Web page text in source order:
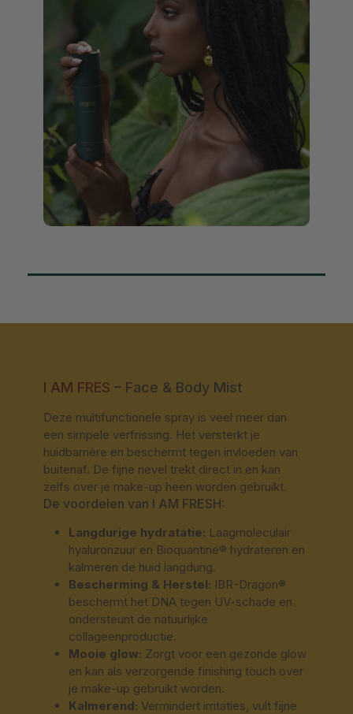
I AM FRES – Face & Body Mist
Deze multifunctionele spray is veel meer dan
een simpele verfrissing. Het versterkt je
huidbarrière en beschermt tegen invloeden van
buitenaf. De fijne nevel trekt direct in en kan
zelfs over je make-up heen worden gebruikt.
De voordelen van I AM FRESH:
Langdurige hydratatie: Laagmoleculair
hyaluronzuur en Bioquantine® hydrateren en
kalmeren de huid langdurig.
Bescherming & Herstel: IBR-Dragon®
beschermt het DNA tegen UV-schade en
ondersteunt de natuurlijke
collageenproductie.
Mooie glow: Zorgt voor een gezonde glow
en kan als verzorgende finishing touch over
je make-up gebruikt worden.
Kalmerend: Vermindert irritaties, vult fijne